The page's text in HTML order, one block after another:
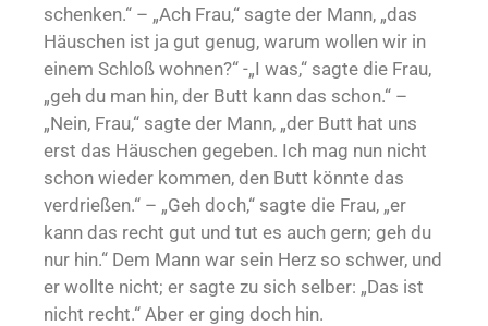
schenken.“ – „Ach Frau,“ sagte der Mann, „das
Häuschen ist ja gut genug, warum wollen wir in
einem Schloß wohnen?“ -„I was,“ sagte die Frau,
„geh du man hin, der Butt kann das schon.“ –
„Nein, Frau,“ sagte der Mann, „der Butt hat uns
erst das Häuschen gegeben. Ich mag nun nicht
schon wieder kommen, den Butt könnte das
verdrießen.“ – „Geh doch,“ sagte die Frau, „er
kann das recht gut und tut es auch gern; geh du
nur hin.“ Dem Mann war sein Herz so schwer, und
er wollte nicht; er sagte zu sich selber: „Das ist
nicht recht.“ Aber er ging doch hin.